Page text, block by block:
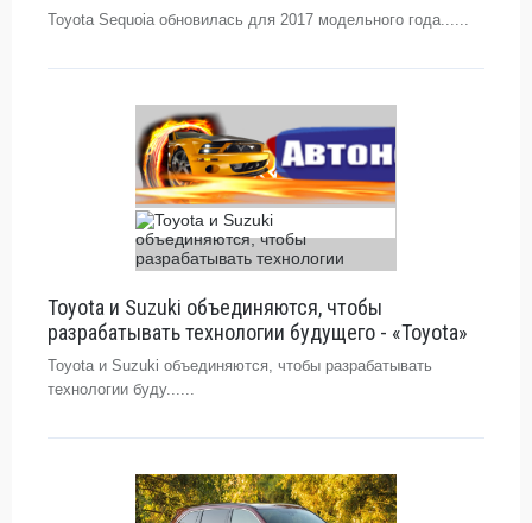
Toyota Sequoia обновилась для 2017 модельного года......
Toyota и Suzuki объединяются, чтобы
разрабатывать технологии будущего - «Toyota»
Toyota и Suzuki объединяются, чтобы разрабатывать
технологии буду......